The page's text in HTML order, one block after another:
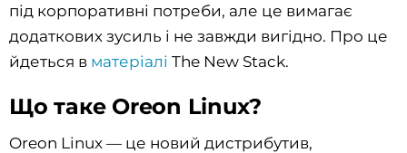
під корпоративні потреби, але це вимагає
додаткових зусиль і не завжди вигідно. Про це
йдеться в матеріалі The New Stack.
Що таке Oreon Linux?
Oreon Linux — це новий дистрибутив,